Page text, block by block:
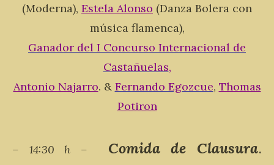
(Moderna), Estela Alonso (Danza Bolera con
música flamenca),
Ganador del I Concurso Internacional de
Castañuelas,
Antonio Najarro. & Fernando Egozcue, Thomas
Potiron
– 14:30 h – Comida de Clausura.